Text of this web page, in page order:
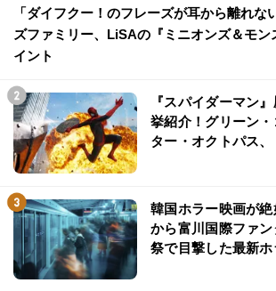
「ダイフクー！のフレーズが耳から離れな
ズファミリー、LiSAの『ミニオンズ＆モン
イント
『スパイダーマン
挙紹介！グリーン
ター・オクトパス
韓国ホラー映画が
から富川国際ファ
祭で目撃した最新